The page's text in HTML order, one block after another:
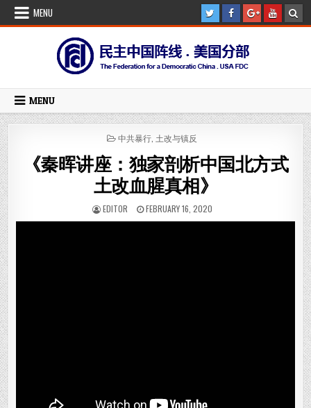
Skip
MENU
MENU
POSTED
中共暴行 土改与镇反
《秦晖讲座：独家剖析中国北方式
土改血腥真相》
AUTHOR:
EDITOR
PUBLISHED
DATE:
FEBRUARY 16, 2020